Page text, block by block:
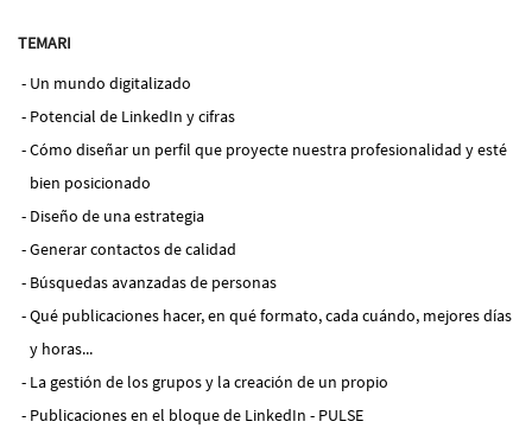
TEMARI
Un mundo digitalizado
Potencial de LinkedIn y cifras
Cómo diseñar un perfil que proyecte nuestra profesionalidad y esté
bien posicionado
Diseño de una estrategia
Generar contactos de calidad
Búsquedas avanzadas de personas
Qué publicaciones hacer, en qué formato, cada cuándo, mejores días
y horas...
La gestión de los grupos y la creación de un propio
Publicaciones en el bloque de LinkedIn - PULSE